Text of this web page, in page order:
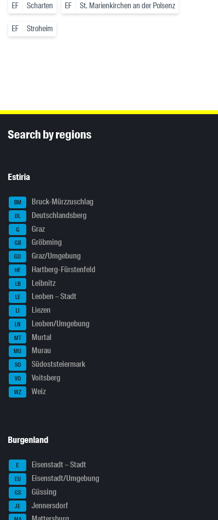
EF Scharten EF St. Marienkirchen an der Polsenz
EF Stroheim
Search by regions
Estiria
BM Bruck-Mürzzuschlag
DL Deutschlandsberg
G Graz
GB Gröbming
GU Graz/Umgebung
HF Hartberg-Fürstenfeld
LB Leibnitz
LE Leoben – Stadt
LI Liezen
LN Leoben/Umgebung
MT Murtal
MU Murau
SO Südoststeiermark
VO Voitsberg
WZ Weiz
Burgenland
E Eisenstadt – Stadt
EU Eisenstadt/Umgebung
GS Güssing
JE Jennersdorf